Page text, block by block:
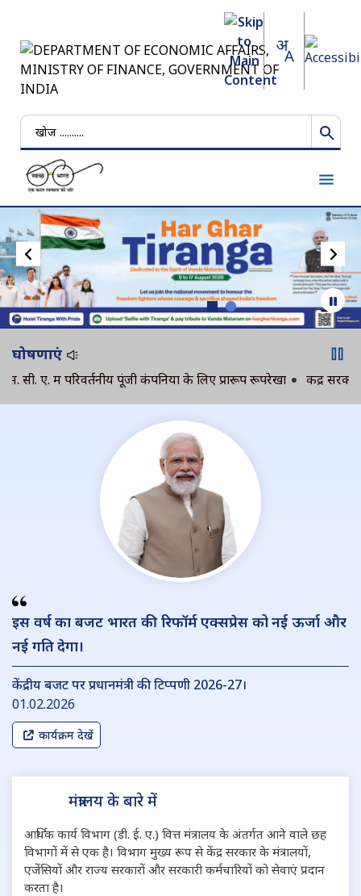
खोजें
घोषणाएं
ए. में परिवर्तनीय पूंजी कंपनियों के लिए प्रारूप रूपरेखा केंद्र सरकार
इस वर्ष का बजट भारत की रिफॉर्म एक्सप्रेस को नई ऊर्जा और
नई गति देगा।
केंद्रीय बजट पर प्रधानमंत्री की टिप्पणी 2026-27।
01.02.2026
कार्यक्रम देखें
मंत्रालय के बारे में
आर्थिक कार्य विभाग (डी. ई. ए.) वित्त मंत्रालय के अंतर्गत आने वाले छह
विभागों में से एक है। विभाग मुख्य रूप से केंद्र सरकार के मंत्रालयों,
एजेंसियों और राज्य सरकारों और सरकारी कर्मचारियों को सेवाएं प्रदान
करता है।